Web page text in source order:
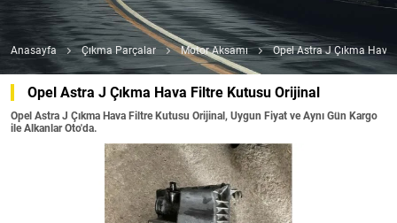
Anasayfa Çıkma Parçalar Motor Aksamı Opel Astra J Çıkma
Opel Astra J Çıkma Hava Filtre Kutusu Orijinal
Opel Astra J Çıkma Hava Filtre Kutusu Orijinal, Uygun Fiyat ve Aynı Gün Kargo
ile Alkanlar Oto'da.